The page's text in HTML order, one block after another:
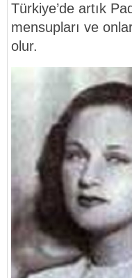
Türkiye’de artık
mensupları ve
olur.